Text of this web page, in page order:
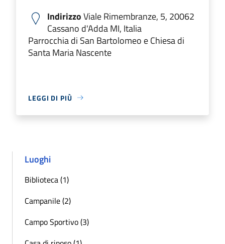
IndirizzoViale Rimembranze, 5, 20062
Cassano d'Adda MI, Italia
Parrocchia di San Bartolomeo e Chiesa di
Santa Maria Nascente
LEGGI DI PIÙ
Luoghi
Biblioteca (1)
Campanile (2)
Campo Sportivo (3)